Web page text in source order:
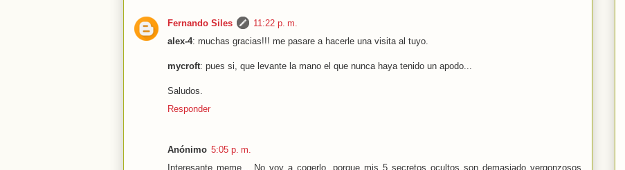
Fernando Siles
11:22 p. m.
alex-4: muchas gracias!!! me pasare a hacerle una visita al tuyo.
mycroft: pues si, que levante la mano el que nunca haya tenido un apodo...
Saludos.
Responder
Anónimo 5:05 p. m.
Interesante meme... No voy a cogerlo, porque mis 5 secretos ocultos son demasiado vergonzosos